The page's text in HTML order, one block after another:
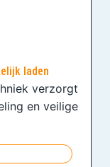
laden
verzorgt
en veilige